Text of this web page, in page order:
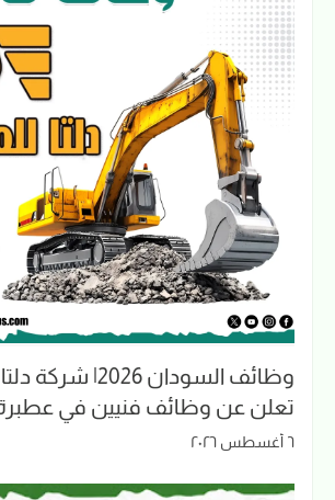
وظائف السودان
تعلن عن وظائف فنيين في
٦ أغسطس ٢٠٢٦